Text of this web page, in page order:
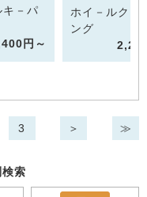
キ－パ
円～
ホイ－ルクリ
ング
3 ＞ ≫
索